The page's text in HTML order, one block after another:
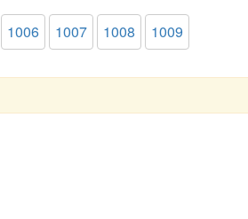
1006 1007 1008 1009